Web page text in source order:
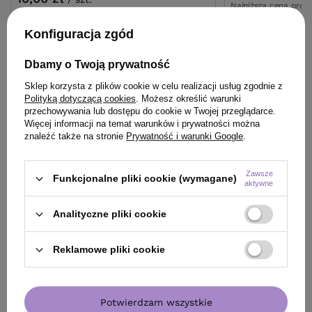
Do koszyka
Najniższa cena
wprowadzeniem
ZOBACZ RÓWNIEŻ
Konfiguracja zgód
Dbamy o Twoją prywatność
Sklep korzysta z plików cookie w celu realizacji usług zgodnie z
Polityką dotyczącą cookies. Możesz określić warunki
przechowywania lub dostępu do cookie w Twojej przeglądarce.
Więcej informacji na temat warunków i prywatności można
znaleźć także na stronie Prywatność i warunki Google.
Funkcjonalne pliki cookie (wymagane)
Zawsze
aktywne
Analityczne pliki cookie
Reklamowe pliki cookie
Potwierdzam wszystkie